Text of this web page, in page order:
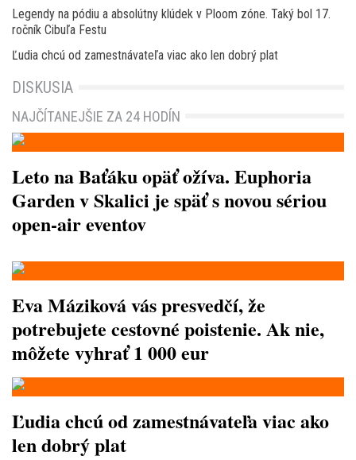
Legendy na pódiu a absolútny klúdek v Ploom zóne. Taký bol 17.
ročník Cibuľa Festu
Ľudia chcú od zamestnávateľa viac ako len dobrý plat
DISKUSIA
NAJČÍTANEJŠIE ZA 24 HODÍN
Leto na Baťáku opäť ožíva. Euphoria
Garden v Skalici je späť s novou sériou
open-air eventov
Eva Máziková vás presvedčí, že
potrebujete cestovné poistenie. Ak nie,
môžete vyhrať 1 000 eur
Ľudia chcú od zamestnávateľa viac ako
len dobrý plat